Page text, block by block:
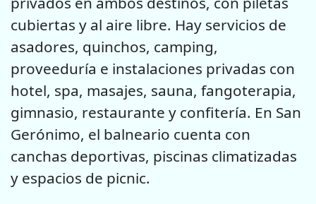
cubiertas y al aire libre. Hay servicios de
asadores, quinchos, camping,
proveeduría e instalaciones privadas con
hotel, spa, masajes, sauna, fangoterapia,
gimnasio, restaurante y confitería. En San
Gerónimo, el balneario cuenta con
canchas deportivas, piscinas climatizadas
y espacios de picnic.